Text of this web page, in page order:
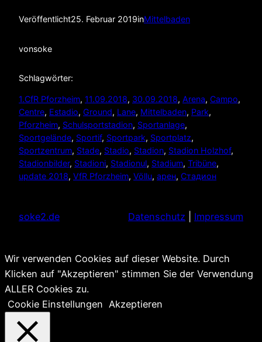
Veröffentlicht25. Februar 2019inMittelbaden
vonsoke
Schlagwörter:
1.CfR Pforzheim, 11.09.2018, 30.09.2018, Arena, Campo
Centre, Estadio, Ground, Lane, Mittelbaden, Park
Pforzheim, Schulsportstadion, Sportanlage
Sportgelände, Sportif, Sportpark, Sportplatz
Sportzentrum, Stade, Stadio, Stadion, Stadion Holzhof
Stadionbilder, Stadioni, Stadionul, Stadium, Tribüne
update 2018, VfR Pforzheim, Völlu, арен, Стадион
soke2.de Datenschutz Impressum
Wir verwenden Cookies auf dieser Website. Durch
Klicken auf "Akzeptieren" stimmen Sie der Verwendung
ALLER Cookies zu.
Cookie Einstellungen Akzeptieren